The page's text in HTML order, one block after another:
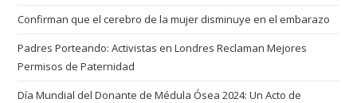
Confirman que el cerebro de la mujer disminuye en el embarazo
Padres Porteando: Activistas en Londres Reclaman Mejores
Permisos de Paternidad
Día Mundial del Donante de Médula Ósea 2024: Un Acto de